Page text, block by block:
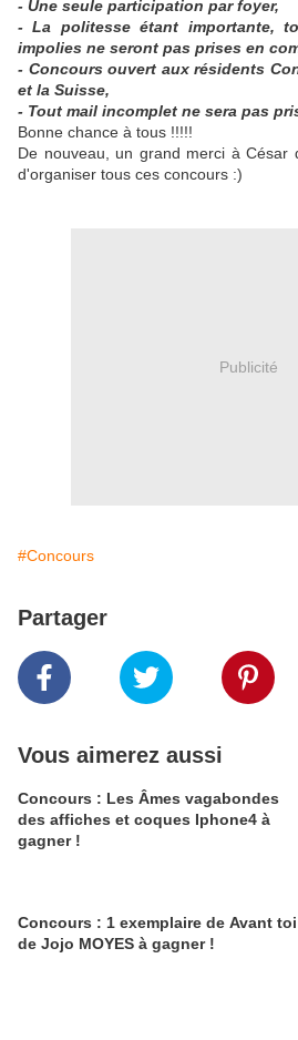
- Une seule participation par foyer,
- La politesse étant importante,
impolies ne seront pas prises en
- Concours ouvert aux résidents
et la Suisse,
- Tout mail incomplet ne sera pas
Bonne chance à tous !!!!!
De nouveau, un grand merci à César
d'organiser tous ces concours :)
Publicité
#Concours
Partager
Vous aimerez aussi
Concours : Les Âmes vagabondes
des affiches et coques Iphone4 à
gagner !
Concours : 1 exemplaire de Avant toi
de Jojo MOYES à gagner !